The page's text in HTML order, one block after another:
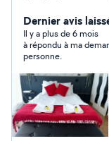
repas, aide au
si je le peut. Pour le ménage régulier ou pas. Gros
ménage de
disponibilités sont à
avez besoins
privée. N'oublier surtout pas de me préciser votre
demande, je vous
préférez vous
brunarafaela.frds @ gml .
Dernier avis
Il y a plus de 6 mois
à répondu à ma
personne.